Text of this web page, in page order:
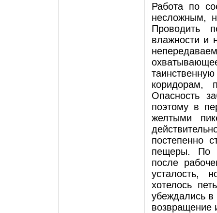
Работа по
несложным,
Проводить
влажности и
коридорам,
Опасность
поэтому в
желтыми
постепенно
пещеры. По
после
усталость,
хотелось
убеждались
возвращение